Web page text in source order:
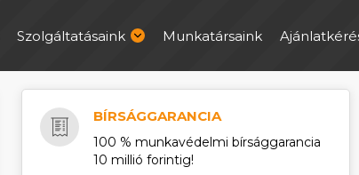
Szolgáltatásaink Munkatársaink
BÍRSÁGGARANCIA
100 % munkavédelmi bírsággarancia
10 millió forintig!